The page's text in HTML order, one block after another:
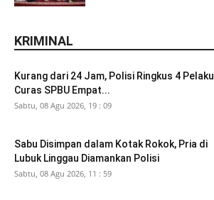
KRIMINAL
Kurang dari 24 Jam, Polisi Ringkus 4 Pelaku
Curas SPBU Empat...
Sabtu, 08 Agu 2026, 19 : 09
Sabu Disimpan dalam Kotak Rokok, Pria di
Lubuk Linggau Diamankan Polisi
Sabtu, 08 Agu 2026, 11 : 59